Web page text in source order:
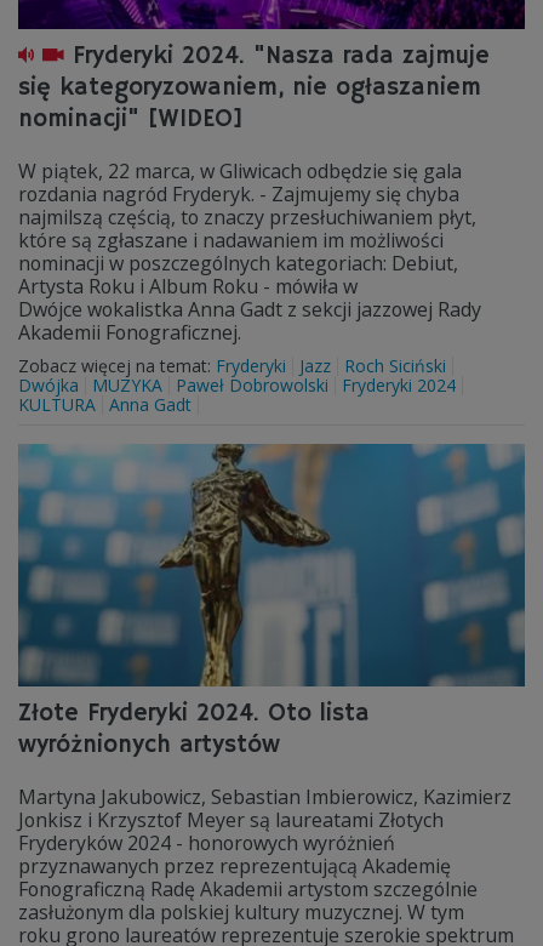
Fryderyki 2024. "Nasza rada zajmuje
się kategoryzowaniem, nie ogłaszaniem
nominacji" [WIDEO]
W piątek, 22 marca, w Gliwicach odbędzie się gala
rozdania nagród Fryderyk. - Zajmujemy się chyba
najmilszą częścią, to znaczy przesłuchiwaniem płyt,
które są zgłaszane i nadawaniem im możliwości
nominacji w poszczególnych kategoriach: Debiut,
Artysta Roku i Album Roku - mówiła w
Dwójce wokalistka Anna Gadt z sekcji jazzowej Rady
Akademii Fonograficznej.
Zobacz więcej na temat: Fryderyki Jazz
Roch Siciński
Dwójka
MUZYKA Paweł Dobrowolski
Fryderyki 2024
KULTURA Anna Gadt
Złote Fryderyki 2024. Oto lista
wyróżnionych artystów
Martyna Jakubowicz, Sebastian Imbierowicz, Kazimierz
Jonkisz i Krzysztof Meyer są laureatami Złotych
Fryderyków 2024 - honorowych wyróżnień
przyznawanych przez reprezentującą Akademię
Fonograficzną Radę Akademii artystom szczególnie
zasłużonym dla polskiej kultury muzycznej. W tym
roku grono laureatów reprezentuje szerokie spektrum